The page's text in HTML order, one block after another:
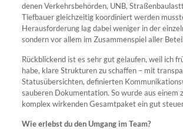
denen Verkehrsbehörden, UNB,
Tiefbauer gleichzeitig koordiniert werden
Herausforderung lag dabei weniger in der
sondern vor allem im Zusammenspiel aller
Rückblickend ist es sehr gut gelaufen, weil ich
habe, klare Strukturen zu schaffen – mit
Statusübersichten, definierten
sauberen Dokumentation. So wurde aus einem
komplex wirkenden Gesamtpaket ein gut
Wie erlebst du den Umgang im Team?